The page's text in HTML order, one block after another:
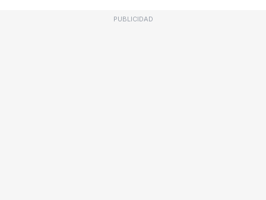
PUBLICIDAD